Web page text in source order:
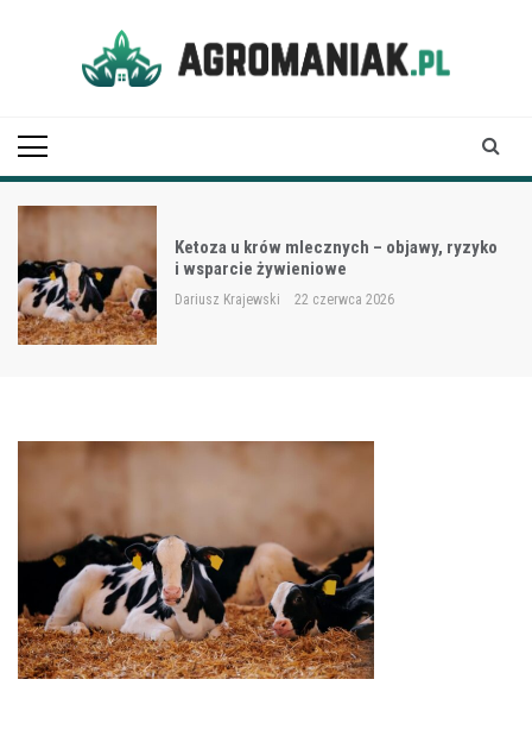
Ketoza u krów mlecznych – objawy, ryzyko
i wsparcie żywieniowe
Dariusz Krajewski 22 czerwca 2026